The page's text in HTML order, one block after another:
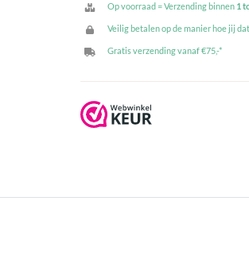
Op voorraad = Verzending binnen 1
Veilig betalen op de manier hoe jij
Gratis verzending vanaf €75,-*